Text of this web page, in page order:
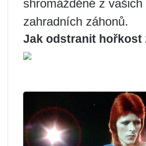
shromážděné z
zahradních záhonů.
Jak odstranit hořkost